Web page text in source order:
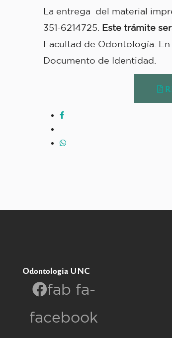
La entrega del material
351-6214725. Este trámite
Facultad de Odontología.
Documento de Identidad.
Odontologia UNC
fab fa-
facebook